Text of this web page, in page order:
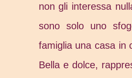
non gli interessa
sono solo uno
famiglia una casa in
Bella e dolce,